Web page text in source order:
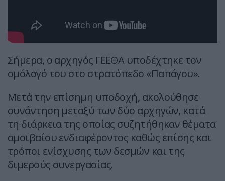
Σήμερα, ο αρχηγός ΓΕΕΘΑ υποδέχτηκε τον
ομόλογό του στο στρατόπεδο «Παπάγου».
Μετά την επίσημη υποδοχή, ακολούθησε
συνάντηση μεταξύ των δύο αρχηγών, κατά
τη διάρκεια της οποίας συζητήθηκαν θέματα
αμοιβαίου ενδιαφέροντος καθώς επίσης και
τρόποι ενίσχυσης των δεσμών και της
διμερούς συνεργασίας.